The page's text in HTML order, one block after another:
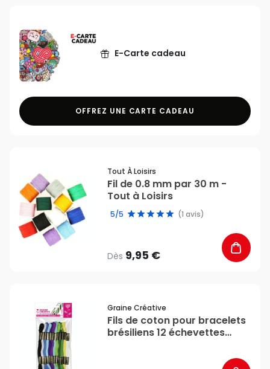
E-Carte cadeau
OFFREZ UNE CARTE CADEAU
Tout À Loisirs
Fil de 0.8 mm par 30 m -
Tout à Loisirs
5/5 (1 avis)
Dès 9,95 €
Graine Créative
Fils de coton pour bracelets
brésiliens 12 échevettes